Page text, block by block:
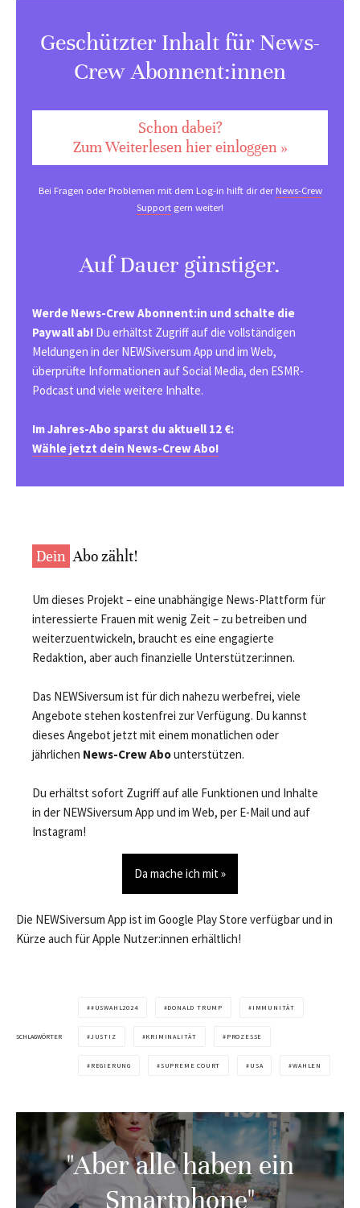
Geschützter Inhalt für News-
Crew Abonnent:innen
Schon dabei?
Zum Weiterlesen hier einloggen »
Bei Fragen oder Problemen mit dem Log-in hilft dir derNews-Crew
Support gern weiter!
Auf Dauer günstiger.
Werde News-Crew Abonnent:in und schalte die
Paywall ab! Du erhältst Zugriff auf die vollständigen
Meldungen in der NEWSiversum App und im Web,
überprüfte Informationen auf Social Media, den ESMR-
Podcast und viele weitere Inhalte.
Im Jahres-Abo sparst du aktuell 12 €:
Wähle jetzt dein News-Crew Abo!
Dein Abo zählt!
Um dieses Projekt – eine unabhängige News-Plattform für
interessierte Frauen mit wenig Zeit – zu betreiben und
weiterzuentwickeln, braucht es eine engagierte
Redaktion, aber auch finanzielle Unterstützer:innen.
Das NEWSiversum ist für dich nahezu werbefrei, viele
Angebote stehen kostenfrei zur Verfügung. Du kannst
dieses Angebot jetzt mit einem monatlichen oder
jährlichen News-Crew Abounterstützen.
Du erhältst sofort Zugriff auf alle Funktionen und Inhalte
in der NEWSiversum App und im Web, per E-Mail und auf
Instagram!
Da mache ich mit »
Die NEWSiversum App ist im Google Play Store verfügbar und in
Kürze auch für Apple Nutzer:innen erhältlich!
SCHLAGWÖRTER
#USWAHL2024 DONALD TRUMP IMMUNITÄT
JUSTIZ KRIMINALITÄT PROZESSE
REGIERUNG SUPREME COURT USA WAHLEN
"Aber alle haben ein
Smartphone"